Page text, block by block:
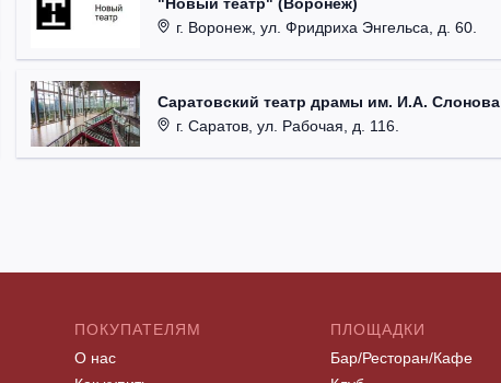
г. Воронеж, ул. Фридриха Энгельса, д. 60.
Саратовский театр драмы им. И.А. Слонова
г. Саратов, ул. Рабочая, д. 116.
ПОКУПАТЕЛЯМ
О нас
ПЛОЩАДКИ
Бар/Ресторан/Кафе